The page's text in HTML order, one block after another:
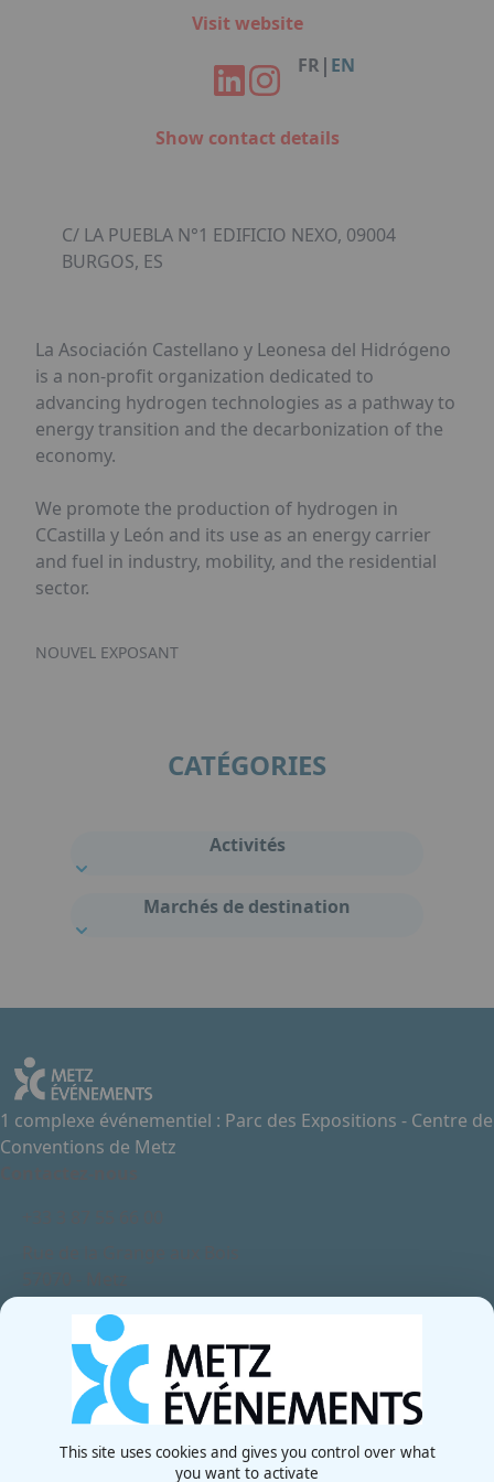
Organisation de Salons à Metz
à Metz
Qui sommes-nous ?
Accéder au complexe
Nos références
Notre plaquette commerciale
FR | EN
Visit website
Show contact details
C/ LA PUEBLA N°1 EDIFICIO NEXO, 09004
BURGOS, ES
La Asociación Castellano y Leonesa del Hidrógeno
is a non-profit organization dedicated to
advancing hydrogen technologies as a pathway to
energy transition and the decarbonization of the
economy.
We promote the production of hydrogen in
CCastilla y León and its use as an energy carrier
and fuel in industry, mobility, and the residential
sector.
NOUVEL EXPOSANT
CATÉGORIES
Activités
Marchés de destination
1 complexe événementiel : Parc des Expositions - Centre de
Conventions de Metz
Newsletter
This site uses cookies and gives you control over what
you want to activate